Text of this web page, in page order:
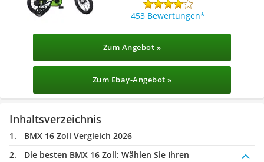
453 Bewertungen
Zum Angebot »
Zum Ebay-Angebot »
Inhaltsverzeichnis
BMX 16 Zoll Vergleich 2026
Die besten BMX 16 Zoll: Wählen Sie Ihren